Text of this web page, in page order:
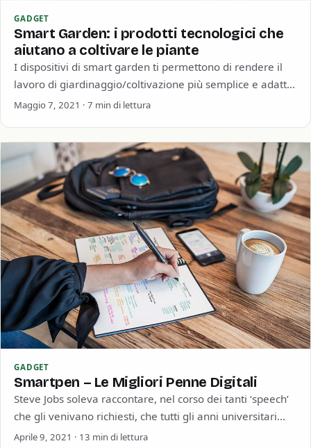
GADGET
Smart Garden: i prodotti tecnologici che
aiutano a coltivare le piante
I dispositivi di smart garden ti permettono di rendere il
lavoro di giardinaggio/coltivazione più semplice e adatto
a tutti! A me piacciono…
Maggio 7, 2021 · 7 min di lettura
GADGET
Smartpen – Le Migliori Penne Digitali
Steve Jobs soleva raccontare, nel corso dei tanti ‘speech’
che gli venivano richiesti, che tutti gli anni universitari
non gli erano serviti…
Aprile 9, 2021 · 13 min di lettura